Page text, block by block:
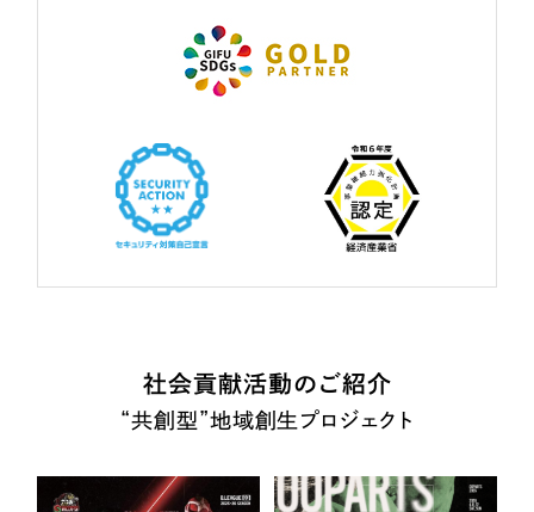
社会貢献活動のご紹介
“共創型”地域創生プロジェクト